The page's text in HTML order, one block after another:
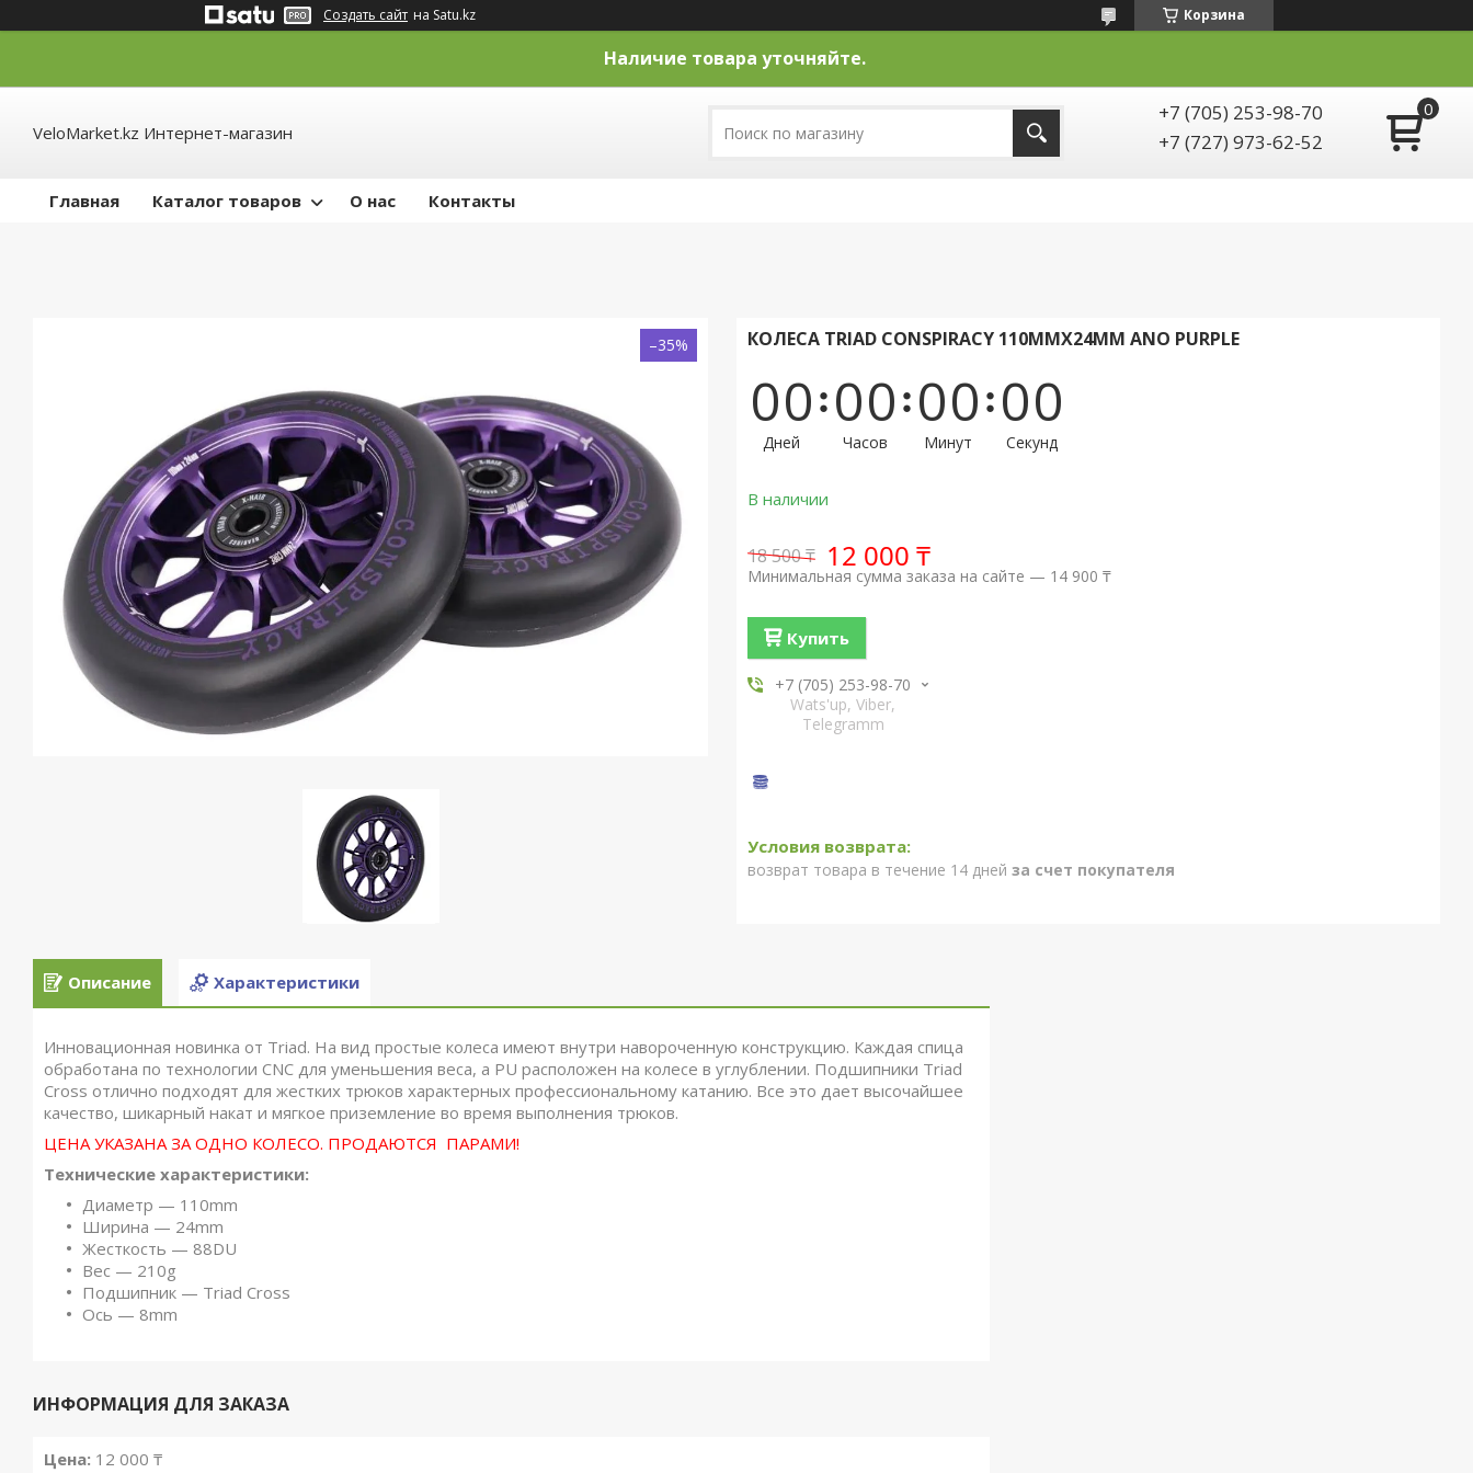
Создать сайт на Satu.kz Корзина
Наличие товара уточняйте.
VeloMarket.kz Интернет-магазин
+7 (705) 253-98-70
+7 (727) 973-62-52
Главная Каталог товаров О нас Контакты
–35% КОЛЕСА TRIAD CONSPIRACY 110MMX24MM ANO PURPLE
00
Дней
00
Часов
00
Минут
00
Секунд
В наличии
18 500 ₸ 12 000 ₸
Минимальная сумма заказа на сайте — 14 900 ₸
Купить
+7 (705) 253-98-70
Wats'up, Viber,
Telegramm
возврат товара в течение 14 дней за счет покупателя
Описание Характеристики
Инновационная новинка от Triad. На вид простые колеса имеют внутри навороченную конструкцию. Каждая спица
обработана по технологии CNC для уменьшения веса, а PU расположен на колесе в углублении. Подшипники Triad
Cross отлично подходят для жестких трюков характерных профессиональному катанию. Все это дает высочайшее
качество, шикарный накат и мягкое приземление во время выполнения трюков.
ЦЕНА УКАЗАНА ЗА ОДНО КОЛЕСО. ПРОДАЮТСЯ ПАРАМИ!
Технические характеристики:
Диаметр — 110mm
Ширина — 24mm
Жесткость — 88DU
Вес — 210g
Подшипник — Triad Cross
Ось — 8mm
ИНФОРМАЦИЯ ДЛЯ ЗАКАЗА
Цена: 12 000 ₸